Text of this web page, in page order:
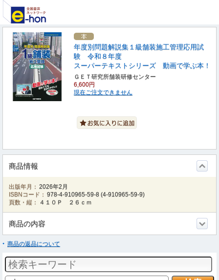
年度別問題解説集１級舗装施工管理応用試
験 令和８年度
スーパーテキストシリーズ 動画で学ぶ本！
ＧＥＴ研究所舗装研修センター
6,600円
現在ご注文できません
商品情報
出版年月： 2026年2月
ISBNコード： 978-4-910965-59-8 (4-910965-59-9)
頁数・縦：
４１０Ｐ ２６ｃｍ
商品の内容
商品の返品について